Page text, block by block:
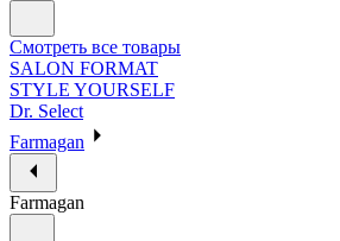
Смотреть все товары
SALON FORMAT
STYLE YOURSELF
Dr. Select
Farmagan
Farmagan